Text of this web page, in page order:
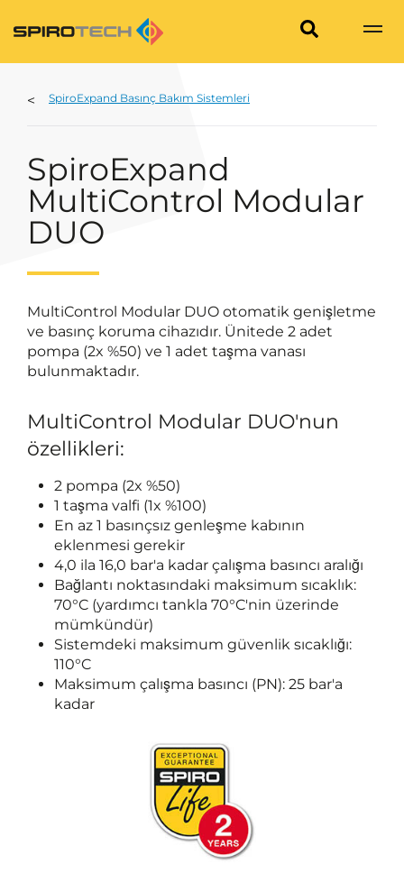
SpiroExpand Basınç Bakım Sistemleri
SpiroExpand
MultiControl Modular
DUO
MultiControl Modular DUO otomatik genişletme
ve basınç koruma cihazıdır. Ünitede 2 adet
pompa (2x %50) ve 1 adet taşma vanası
bulunmaktadır.
MultiControl Modular DUO'nun
özellikleri:
2 pompa (2x %50)
1 taşma valfi (1x %100)
En az 1 basınçsız genleşme kabının
eklenmesi gerekir
4,0 ila 16,0 bar'a kadar çalışma basıncı aralığı
Bağlantı noktasındaki maksimum sıcaklık:
70°C (yardımcı tankla 70°C'nin üzerinde
mümkündür)
Sistemdeki maksimum güvenlik sıcaklığı:
110°C
Maksimum çalışma basıncı (PN): 25 bar'a
kadar